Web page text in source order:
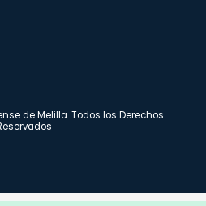
de Melilla. Todos los Derechos